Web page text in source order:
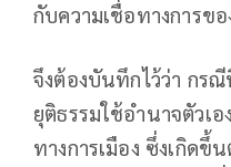
กับความเชื่อทางการขอ
จึงต้องบันทึกไว้ว่า กร
ยุติธรรมใช้อำนาจตัวเ
ทางการเมือง ซึ่งเกิดขึ้